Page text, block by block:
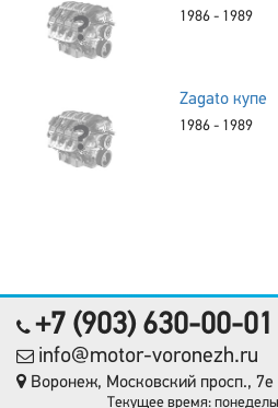
1986 - 1989
Zagato купе
1986 - 1989
+7 (903) 630-00-01
info@motor-voronezh.ru
Воронеж, Московский просп., 7е
Текущее время: